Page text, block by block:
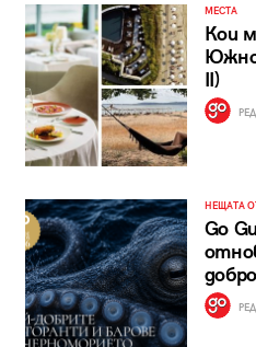
МЕСТА
Кои
II)
НЕЩАТА
Go